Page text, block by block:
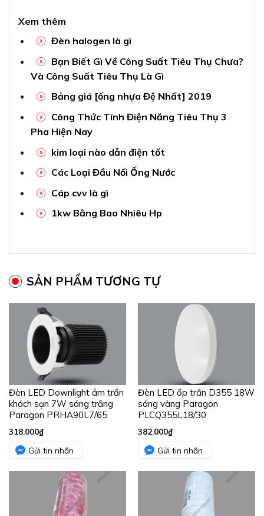
Xem thêm
Đèn halogen là gì
Bạn Biết Gì Về Công Suất Tiêu Thụ Chưa?
Và Công Suất Tiêu Thụ Là Gì
Bảng giá [ống nhựa Đệ Nhất] 2019
Công Thức Tính Điện Năng Tiêu Thụ 3
Pha Hiện Nay
kim loại nào dẫn điện tốt
Các Loại Đầu Nối Ống Nước
Cáp cvv là gì
1kw Bằng Bao Nhiêu Hp
SẢN PHẨM TƯƠNG TỰ
Đèn LED Downlight âm trần
khách sạn 7W sáng trắng
Paragon PRHA90L7/65
318.000₫
Gửi tin nhắn
Đèn LED ốp trần D355 18W
sáng vàng Paragon
PLCQ355L18/30
382.000₫
Gửi tin nhắn